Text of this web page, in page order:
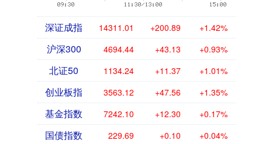
深证成指 14311.01 +200.89 +1.42%
沪深300 4694.44 +43.13 +0.93%
北证50 1134.24 +11.37 +1.01%
创业板指 3563.12 +47.56 +1.35%
基金指数 7242.10 +12.30 +0.17%
国债指数 229.69 +0.10 +0.04%